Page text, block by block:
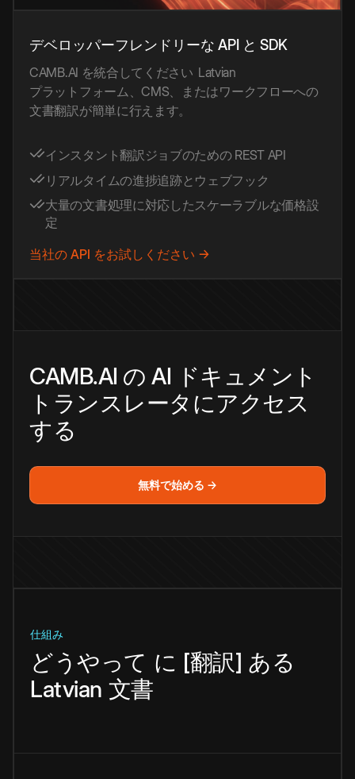
デベロッパーフレンドリーな API と SDK
CAMB.AI を統合してください Latvian
プラットフォーム、CMS、またはワークフローへの
文書翻訳が簡単に行えます。
インスタント翻訳ジョブのための REST API
リアルタイムの進捗追跡とウェブフック
大量の文書処理に対応したスケーラブルな価格設
定
当社の API をお試しください →
CAMB.AI の AI ドキュメント
トランスレータにアクセス
する
無料で始める →
仕組み
どうやって に [翻訳] ある
Latvian 文書